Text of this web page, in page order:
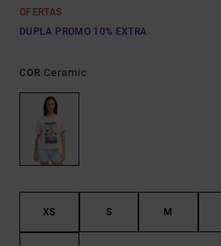
OFERTAS
DUPLA PROMO 10% EXTRA
COR Ceramic
XS S M